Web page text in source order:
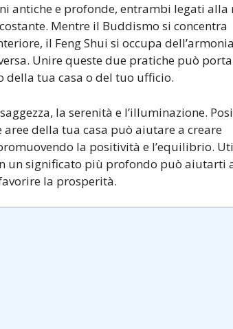
antiche e profonde, entrambi legati alla
Mentre il Buddismo si concentra
il Feng Shui si occupa
Unire queste due pratiche può
della tua casa o del tuo ufficio.
la serenità e l’illuminazione.
della tua casa può aiutare a creare
la positività e l’equilibrio.
un significato più profondo può aiutarti
la prosperità.